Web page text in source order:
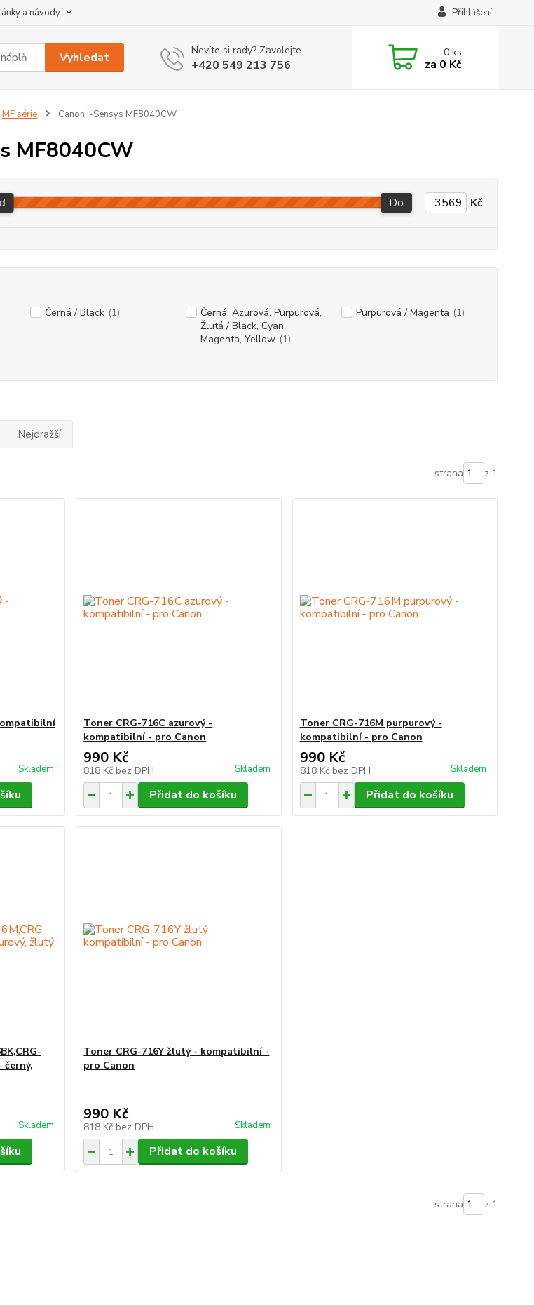
a návody Přihlášení
Vyhledat Nevíte si rady? Zavolejte.
+420 549 213 756
0ks
za 0 Kč
MF série Canon i-Sensys MF8040CW
MF8040CW
Do Kč
Černá / Black (1)
Černá, Azurová, Purpurová,
Žlutá / Black, Cyan,
Magenta, Yellow (1)
Purpurová / Magenta (1)
Nejdražší
strana z 1
Skladem
Toner CRG-716C azurový -
kompatibilní - pro Canon
990 Kč
818 Kč bez DPH Skladem
Přidat do košíku
Toner CRG-716M purpurový -
kompatibilní - pro Canon
990 Kč
818 Kč bez DPH Skladem
Přidat do košíku
černý,
Skladem
Toner CRG-716Y žlutý - kompatibilní -
pro Canon
990 Kč
818 Kč bez DPH Skladem
Přidat do košíku
strana z 1